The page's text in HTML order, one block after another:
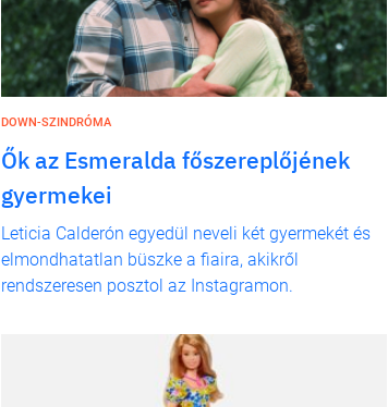
DOWN-SZINDRÓMA
Ők az Esmeralda főszereplőjének
gyermekei
Leticia Calderón egyedül neveli két gyermekét és
elmondhatatlan büszke a fiaira, akikről
rendszeresen posztol az Instagramon.